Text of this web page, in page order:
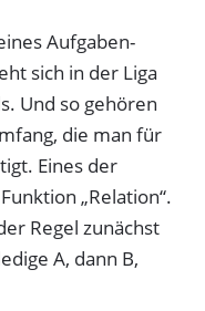
Aufgaben-
sich in der Liga
Und so gehören
die man für
Eines der
„Relation“.
Regel zunächst
A, dann B,